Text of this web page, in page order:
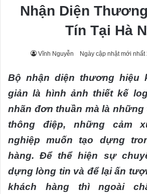
Nhận Diện
Tín Tại Hà
Vĩnh Nguyễn Ngày cập nhật mới nhất
Bộ nhận diện thương hiệu
giản là hình ảnh thiết kế
nhãn đơn thuần mà là
thông điệp, những cảm
nghiệp muốn tạo dựng
hàng. Để thể hiện sự
dựng lòng tin và để lại ấn
khách hàng thì ngoài